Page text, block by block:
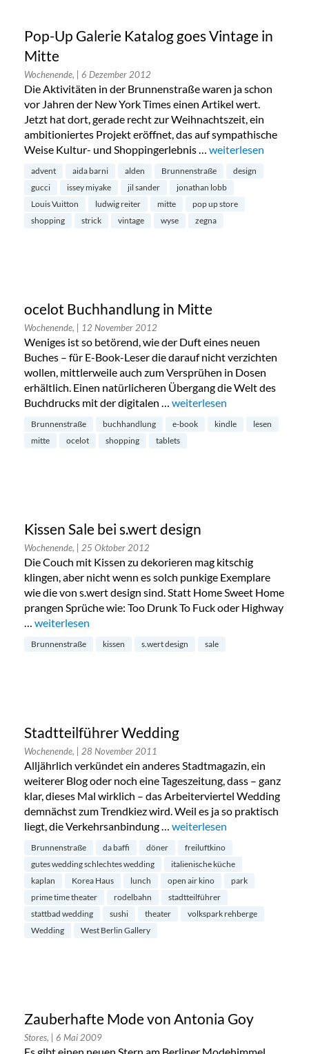
Pop-Up Galerie Katalog goes Vintage in
Mitte
Wochenende, | 6 Dezember 2012
Die Aktivitäten in der Brunnenstraße waren ja schon
vor Jahren der New York Times einen Artikel wert.
Jetzt hat dort, gerade recht zur Weihnachtszeit, ein
ambitioniertes Projekt eröffnet, das auf sympathische
Weise Kultur- und Shoppingerlebnis … „Pop-Up Galerie
weiterlesen
advent aida barni alden Brunnenstraße
design
gucci
issey miyake jil sander
jonathan lobb
Louis Vuitton
ludwig reiter mitte
pop up store
shopping
strick vintage wyse zegna
ocelot Buchhandlung in Mitte
Wochenende, | 12 November 2012
Weniges ist so betörend, wie der Duft eines neuen
Buches – für E-Book-Leser die darauf nicht verzichten
wollen, mittlerweile auch zum Versprühen in Dosen
erhältlich. Einen natürlicheren Übergang die Welt des
Buchdrucks mit der digitalen … „ocelot Buchhandlung in
weiterlesen
Brunnenstraße buchhandlung e-book kindle
lesen
mitte
ocelot shopping tablets
Kissen Sale bei s.wert design
Wochenende, | 25 Oktober 2012
Die Couch mit Kissen zu dekorieren mag kitschig
klingen, aber nicht wenn es solch punkige Exemplare
wie die von s.wert design sind. Statt Home Sweet Home
prangen Sprüche wie: Too Drunk To Fuck oder Highway
… „Kissen Sale bei s.wert design“
weiterlesen
Brunnenstraße kissen s.wert design sale
Stadtteilführer Wedding
Wochenende, | 28 November 2011
Alljährlich verkündet ein anderes Stadtmagazin, ein
weiterer Blog oder noch eine Tageszeitung, dass – ganz
klar, dieses Mal wirklich – das Arbeiterviertel Wedding
demnächst zum Trendkiez wird. Weil es ja so praktisch
liegt, die Verkehrsanbindung … „Stadtteilführer Wedding“
weiterlesen
Brunnenstraße da baffi döner
freiluftkino
gutes wedding schlechtes wedding
italienische küche
kaplan
Korea Haus lunch open air kino
park
prime time theater
rodelbahn
stadtteilführer
stattbad wedding
sushi theater
volkspark rehberge
Wedding
West Berlin Gallery
Zauberhafte Mode von Antonia Goy
Stores, | 6 Mai 2009